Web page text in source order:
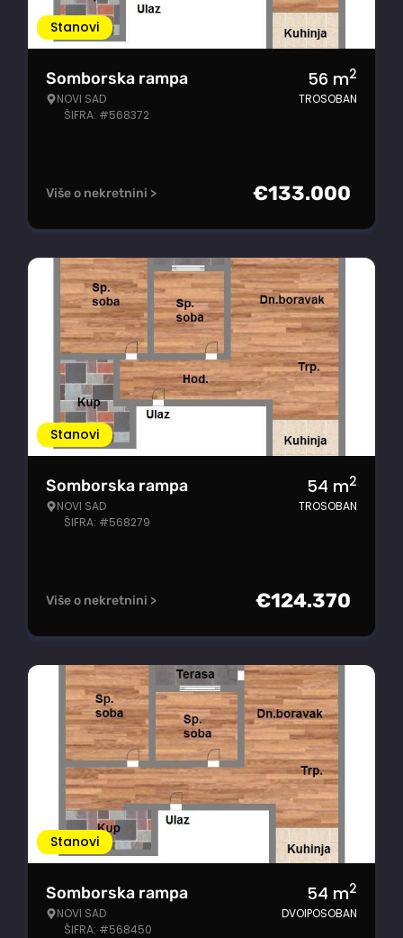
Stanovi
Somborska rampa
NOVI SAD
ŠIFRA: #568372
56 m2
TROSOBAN
Više o nekretnini > €133.000
Stanovi
Somborska rampa
NOVI SAD
ŠIFRA: #568279
54 m2
TROSOBAN
Više o nekretnini > €124.370
Stanovi
Somborska rampa
NOVI SAD
ŠIFRA: #568450
54 m2
DVOIPOSOBAN